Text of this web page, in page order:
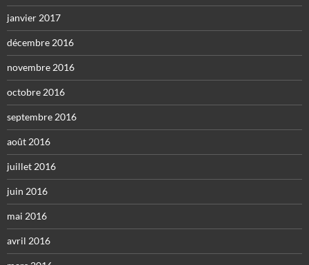
janvier 2017
décembre 2016
novembre 2016
octobre 2016
septembre 2016
août 2016
juillet 2016
juin 2016
mai 2016
avril 2016